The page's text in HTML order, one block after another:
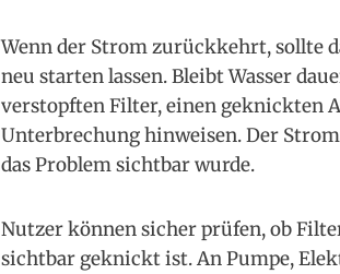
Wenn der Strom zurückkehrt, sollte
neu starten lassen. Bleibt Wasser
verstopften Filter, einen geknickten
Unterbrechung hinweisen. Der
das Problem sichtbar wurde.
Nutzer können sicher prüfen, ob
sichtbar geknickt ist. An Pumpe,